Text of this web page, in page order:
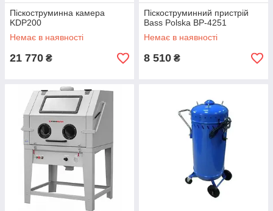
Піскоструминна камера
KDP200
Немає в наявності
21 770 ₴
Піскоструминний пристрій
Bass Polska BP-4251
Немає в наявності
8 510 ₴